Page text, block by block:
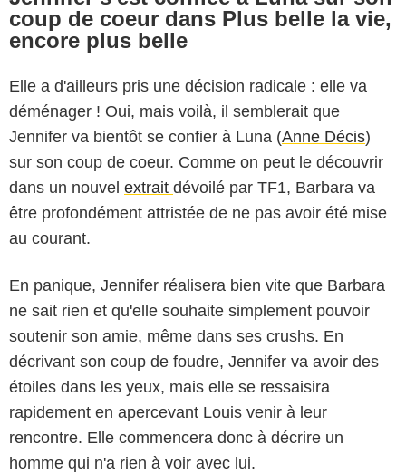
coup de coeur dans Plus belle la vie,
encore plus belle
Elle a d'ailleurs pris une décision radicale : elle va
déménager ! Oui, mais voilà, il semblerait que
Jennifer va bientôt se confier à Luna (Anne Décis)
sur son coup de coeur. Comme on peut le découvrir
dans un nouvel extrait dévoilé par TF1, Barbara va
être profondément attristée de ne pas avoir été mise
au courant.
En panique, Jennifer réalisera bien vite que Barbara
ne sait rien et qu'elle souhaite simplement pouvoir
soutenir son amie, même dans ses crushs. En
décrivant son coup de foudre, Jennifer va avoir des
étoiles dans les yeux, mais elle se ressaisira
rapidement en apercevant Louis venir à leur
rencontre. Elle commencera donc à décrire un
homme qui n'a rien à voir avec lui.